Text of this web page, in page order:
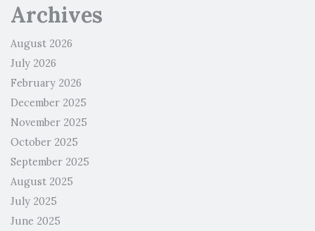
Archives
August 2026
July 2026
February 2026
December 2025
November 2025
October 2025
September 2025
August 2025
July 2025
June 2025